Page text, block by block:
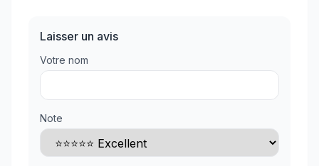
Laisser un avis
Votre nom
Note